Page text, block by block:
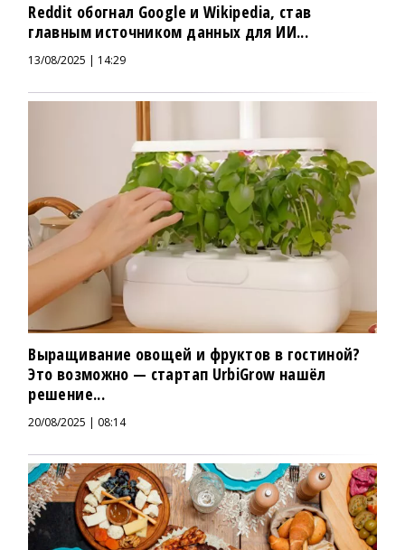
Reddit обогнал Google и Wikipedia, став
главным источником данных для ИИ...
13/08/2025 | 14:29
Выращивание овощей и фруктов в гостиной?
Это возможно — стартап UrbiGrow нашёл
решение...
20/08/2025 | 08:14